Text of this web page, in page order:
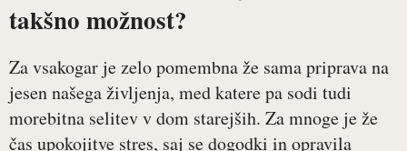
takšno možnost?
Za vsakogar je zelo pomembna že sama priprava na
jesen našega življenja, med katere pa sodi tudi
morebitna selitev v dom starejših. Za mnoge je že
čas upokojitve stres, saj se dogodki in opravila